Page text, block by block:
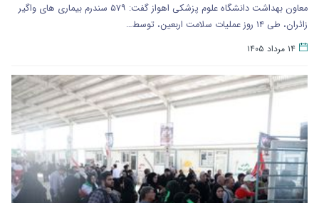
معاون بهداشت دانشگاه علوم پزشکی اهواز گفت: ۵۷۹ سندرم بیماری های واگیر
زائران، طی ۱۴ روز عملیات سلامت اربعین، توسط…
۱۴ مرداد ۱۴۰۵